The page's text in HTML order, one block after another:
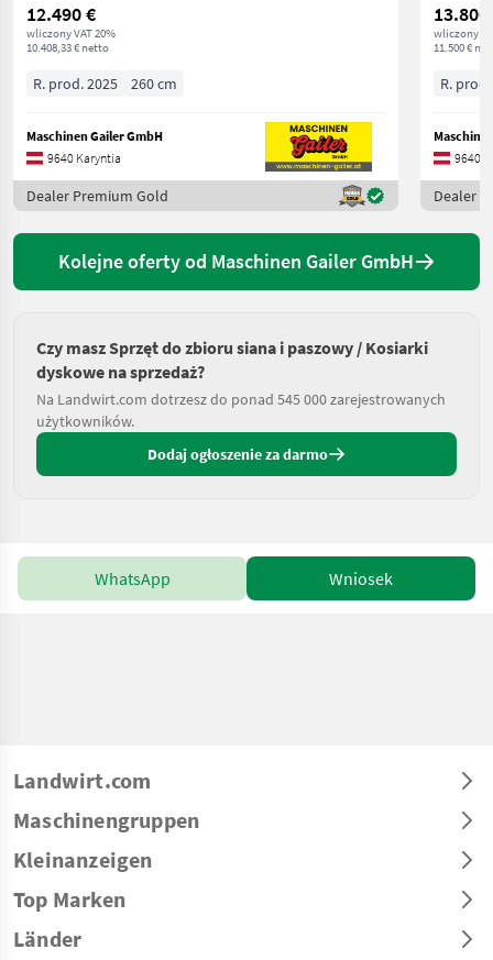
12.490 €
wliczony VAT 20%
10.408,33 € netto
R. prod. 2025 260 cm
Maschinen Gailer GmbH
9640 Karyntia
Dealer Premium Gold
13.800
wliczony
11.500 €
R.
9640
Dealer
Kolejne oferty od Maschinen Gailer GmbH
Czy masz Sprzęt do zbioru siana i paszowy / Kosiarki
dyskowe na sprzedaż?
Na Landwirt.com dotrzesz do ponad 545 000 zarejestrowanych
użytkowników.
Dodaj ogłoszenie za darmo
WhatsApp Wniosek
Landwirt.com
Maschinengruppen
Kleinanzeigen
Top Marken
Länder